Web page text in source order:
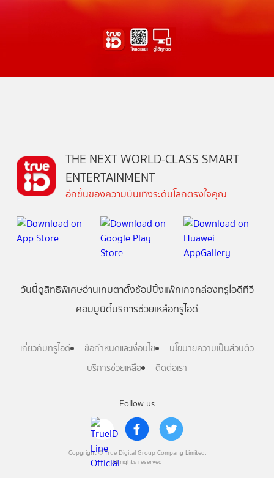
Follow us
Copyright © True Digital Group Company Limited.
All rights reserved
THE NEXT WORLD-CLASS SMART
ENTERTAINMENT
อีกขั้นของความบันเทิงระดับโลกตรงใจคุณ
วันนี้ดูสิทธิพิเศษอ่านเกมตาตั้งช้อปปิ้งแพ็กเกจกล่องทรูไอดีทีวี
คอมมูนิตี้บริการช่วยเหลือทรูไอดี
เกี่ยวกับทรูไอดี ข้อกำหนดและเงื่อนไข
นโยบายความเป็นส่วนตัว
บริการช่วยเหลือ
ติดต่อเรา